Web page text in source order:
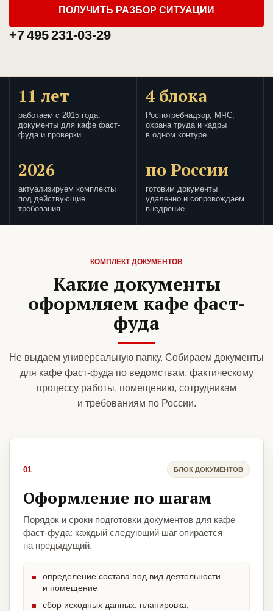
ПОЛУЧИТЬ РАЗБОР СИТУАЦИИ
+7 495 231-03-29
11 лет
работаем с 2015 года:
документы для кафе фаст-
фуда и проверки
4 блока
Роспотребнадзор, МЧС,
охрана труда и кадры
в одном контуре
2026
актуализируем комплекты
под действующие
требования
по России
готовим документы
удаленно и сопровождаем
внедрение
КОМПЛЕКТ ДОКУМЕНТОВ
Какие документы
оформляем кафе фаст-
фуда
Не выдаем универсальную папку. Собираем документы
для кафе фаст-фуда по ведомствам, фактическому
процессу работы, помещению, сотрудникам
и требованиям по России.
01 БЛОК ДОКУМЕНТОВ
Оформление по шагам
Порядок и сроки подготовки документов для кафе
фаст-фуда: каждый следующий шаг опирается
на предыдущий.
определение состава под вид деятельности
и помещение
сбор исходных данных: планировка,